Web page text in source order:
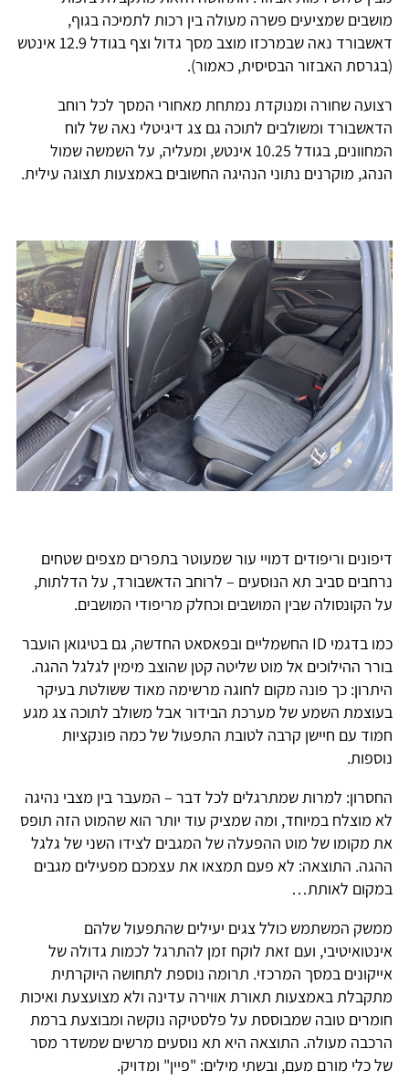
מושבים שמציעים פשרה מעולה בין רכות לתמיכה בגוף,
דאשבורד נאה שבמרכזו מוצב מסך גדול וצף בגודל 12.9 אינטש
(בגרסת האבזור הבסיסית, כאמור).
רצועה שחורה ומנוקדת נמתחת מאחורי המסך לכל רוחב
הדאשבורד ומשולבים לתוכה גם צג דיגיטלי נאה של לוח
המחוונים, בגודל 10.25 אינטש, ומעליה, על השמשה שמול
הנהג, מוקרנים נתוני הנהיגה החשובים באמצעות תצוגה עילית.
דיפונים וריפודים דמויי עור שמעוטר בתפרים מצפים שטחים
נרחבים סביב תא הנוסעים – לרוחב הדאשבורד, על הדלתות,
על הקונסולה שבין המושבים וכחלק מריפודי המושבים.
כמו בדגמי ID החשמליים ובפאסאט החדשה, גם בטיגואן הועבר
בורר ההילוכים אל מוט שליטה קטן שהוצב מימין לגלגל ההגה.
היתרון: כך פונה מקום לחוגה מרשימה מאוד ששולטת בעיקר
בעוצמת השמע של מערכת הבידור אבל משולב לתוכה צג מגע
חמוד עם חיישן קרבה לטובת התפעול של כמה פונקציות
נוספות.
החסרון: למרות שמתרגלים לכל דבר – המעבר בין מצבי נהיגה
לא מוצלח במיוחד, ומה שמציק עוד יותר הוא שהמוט הזה תופס
את מקומו של מוט ההפעלה של המגבים לצידו השני של גלגל
ההגה. התוצאה: לא פעם תמצאו את עצמכם מפעילים מגבים
במקום לאותת…
ממשק המשתמש כולל צגים יעילים שהתפעול שלהם
אינטואיטיבי, ועם זאת לוקח זמן להתרגל לכמות גדולה של
אייקונים במסך המרכזי. תרומה נוספת לתחושה היוקרתית
מתקבלת באמצעות תאורת אווירה עדינה ולא מצועצעת ואיכות
חומרים טובה שמבוססת על פלסטיקה נוקשה ומבוצעת ברמת
הרכבה מעולה. התוצאה היא תא נוסעים מרשים שמשדר מסר
של כלי מורם מעם, ובשתי מילים: "פיין" ומדויק.